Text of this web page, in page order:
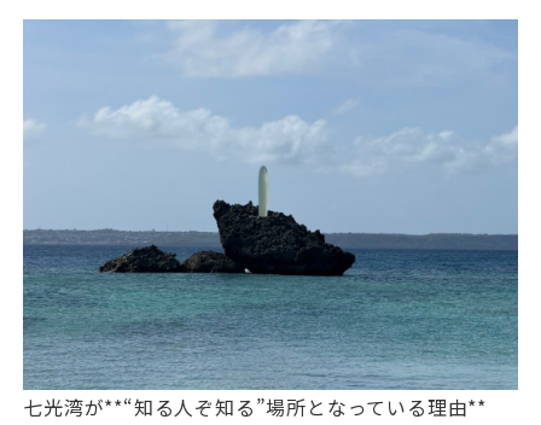
七光湾が**“知る人ぞ知る”場所となっている理由**